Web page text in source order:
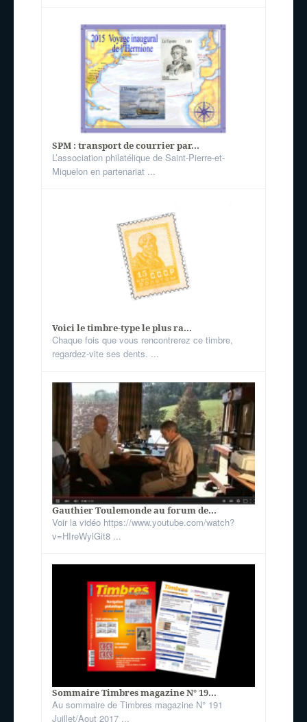
SPM : transport de courrier par...
L’association philatélique de Saint-Pierre-et-
Miquelon en partenariat ...
Voici le timbre-type le plus ra...
Chaque fois que vous rencontrerez ce timbre,
regardez-vite ses dents. ...
Gauthier Toulemonde au forum de...
Voir la vidéo https://www.youtube.com/watch?
v=HIreWylGit8 ...
Sommaire Timbres magazine N° 19...
Au sommaire de Timbres magazine N° 191
Juillet/Aout 2017 ...